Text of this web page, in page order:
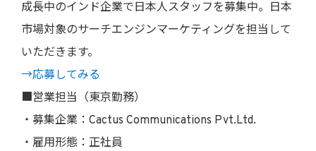
成長中のインド企業で日本人スタッフを募集中。日本
市場対象のサーチエンジンマーケティングを担当して
いただきます。
→応募してみる
■営業担当（東京勤務）
・募集企業：Cactus Communications Pvt.Ltd.
・雇用形態：正社員